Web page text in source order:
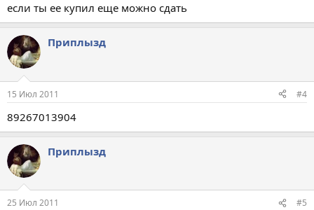
если ты ее купил еще можно сдать
Приплызд
15 Июл 2011 #4
89267013904
Приплызд
25 Июл 2011 #5